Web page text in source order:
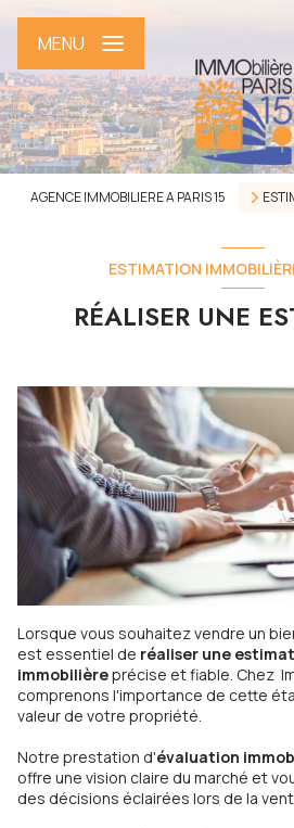
MENU
AGENCE IMMOBILIERE A PARIS 15
ESTIMATION
RÉALISER UNE
Lorsque vous souhaitez vendre un
est essentiel de réaliser une
immobilièreprécise et fiable. Chez
comprenons l'importance de cette
valeur de votre propriété.
Notre prestation d'évaluation
offre une vision claire du marché et
des décisions éclairées lors de la